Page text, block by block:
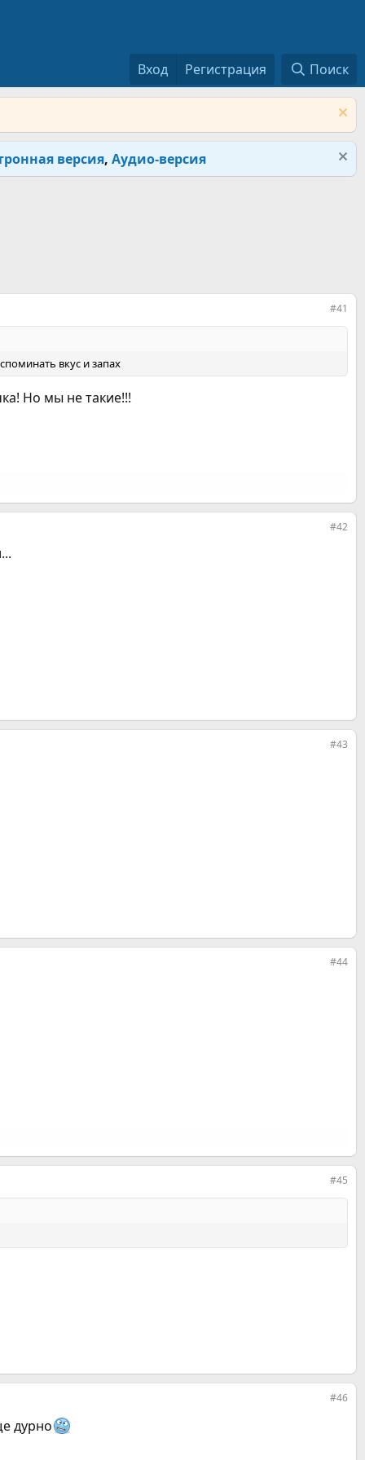
Вход Регистрация Поиск
версия, Аудио-версия
#41
вкус и запах
Но мы не такие!!!
#42
#43
#44
#45
#46
дурно